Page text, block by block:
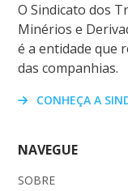
O Sindicato dos
Minérios e
é a entidade que
das companhias.
CONHEÇA A
NAVEGUE
SOBRE